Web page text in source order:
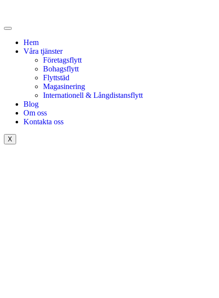
Hem
Våra tjänster
Företagsflytt
Bohagsflytt
Flyttstäd
Magasinering
Internationell & Långdistansflytt
Blog
Om oss
Kontakta oss
X